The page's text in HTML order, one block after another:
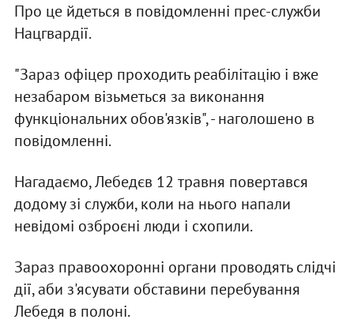
Про це йдеться в повідомленні прес-служби
Нацгвардії.
"Зараз офіцер проходить реабілітацію і вже
незабаром візьметься за виконання
функціональних обов'язків", - наголошено в
повідомленні.
Нагадаємо, Лебедєв 12 травня повертався
додому зі служби, коли на нього напали
невідомі озброєні люди і схопили.
Зараз правоохоронні органи проводять слідчі
дії, аби з'ясувати обставини перебування
Лебедя в полоні.